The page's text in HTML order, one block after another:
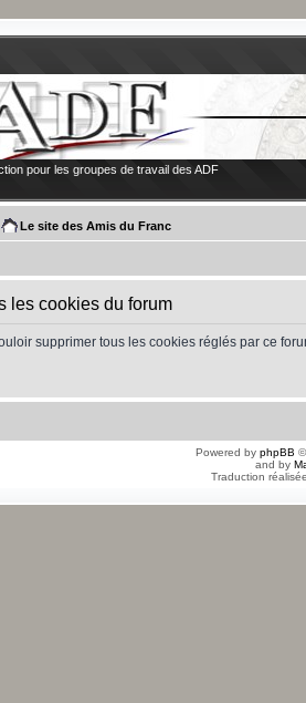
pour les groupes de travail des ADF
Le site des Amis du Franc
les cookies du forum
supprimer tous les cookies réglés par ce
Powered by phpBB
and by
Traduction